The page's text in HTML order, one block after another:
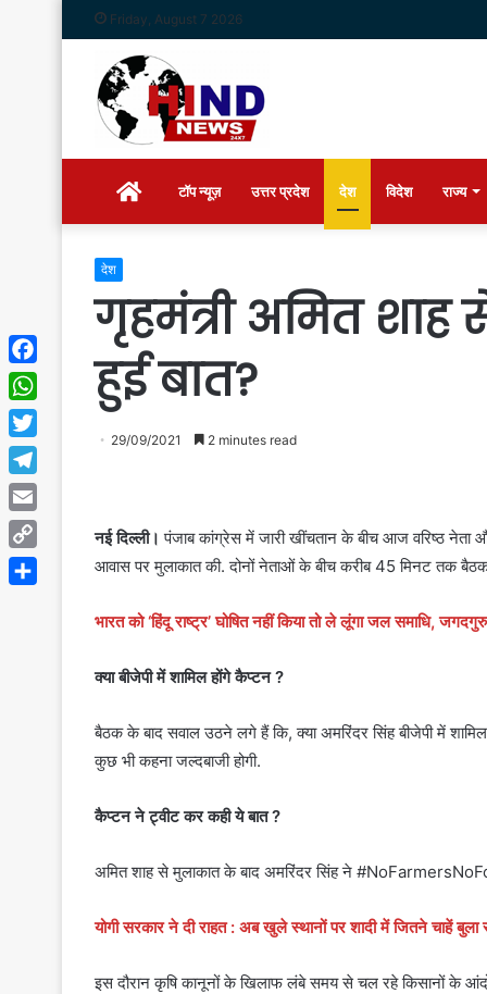
Friday, August 7 2026
Homeटॉप न्यूज़ उत्तर प्रदेश देश विदेश राज्य
देश
गृहमंत्री अमित शाह
हुई बात?
29/09/2021 2 minutes read
नई दिल्ली। पंजाब कांग्रेस में जारी खींचतान के बीच आज वरिष्ठ नेता
आवास पर मुलाकात की. दोनों नेताओं के बीच करीब 45 मिनट तक
भारत को ‘हिंदू राष्ट्र’ घोषित नहीं किया तो ले लूंगा जल समाधि,
क्या बीजेपी में शामिल होंगे कैप्टन ?
बैठक के बाद सवाल उठने लगे हैं कि, क्या अमरिंदर सिंह बीजेपी में
कुछ भी कहना जल्दबाजी होगी.
कैप्टन ने ट्वीट कर कही ये बात ?
अमित शाह से मुलाकात के बाद अमरिंदर सिंह ने
योगी सरकार ने दी राहत : अब खुले स्थानों पर शादी में जितने चाहें
इस दौरान कृषि कानूनों के खिलाफ लंबे समय से चल रहे किसानों के
Facebook
WhatsApp
Twitter
Telegram
Email
Copy
Link